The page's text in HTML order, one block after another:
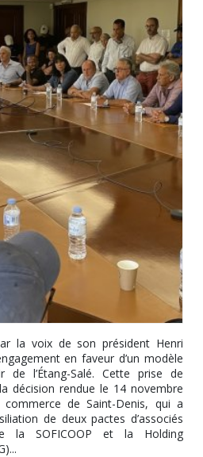
la voix de son président Henri
en faveur d’un modèle
de l’Étang-Salé. Cette prise de
décision rendue le 14 novembre
de Saint-Denis, qui a
de deux pactes d’associés
la SOFICOOP et la Holding